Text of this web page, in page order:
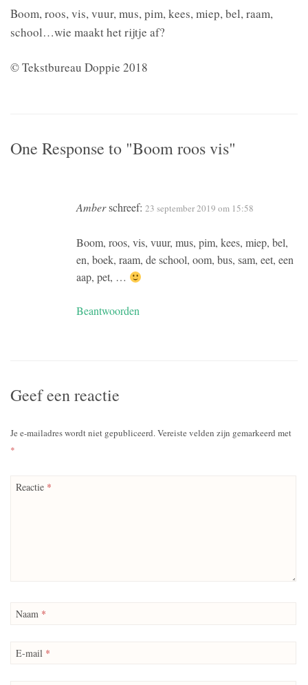
Boom, roos, vis, vuur, mus, pim, kees, miep, bel, raam,
school…wie maakt het rijtje af?
© Tekstbureau Doppie 2018
One Response to "Boom roos vis"
Amberschreef: 23 september 2019 om 15:58
Boom, roos, vis, vuur, mus, pim, kees, miep, bel,
en, boek, raam, de school, oom, bus, sam, eet, een
aap, pet, …
Beantwoorden
Geef een reactie
Je e-mailadres wordt niet gepubliceerd.Vereiste velden zijn gemarkeerd met
*
Reactie *
Naam *
E-mail *